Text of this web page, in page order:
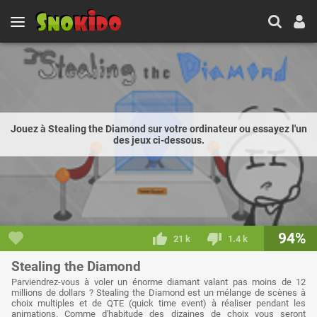
Jouez à Stealing the Diamond sur votre ordinateur ou essayez l'un
des jeux ci-dessous.
21 k 1.4 k 94%
Stealing the Diamond
Parviendrez-vous à voler un énorme diamant valant pas moins de 12
millions de dollars ? Stealing the Diamond est un mélange de scènes à
choix multiples et de QTE (quick time event) à réaliser pendant les
animations. Comme d'habitude des dizaines de choix vous seront